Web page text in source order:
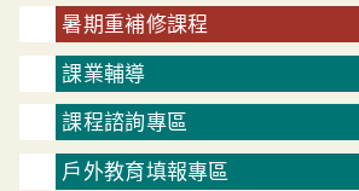
暑期重補修課程
課業輔導
課程諮詢專區
戶外教育填報專區